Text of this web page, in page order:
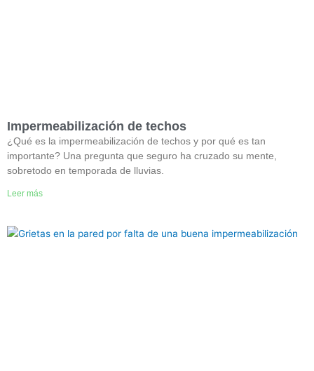
Impermeabilización de techos
¿Qué es la impermeabilización de techos y por qué es tan
importante? Una pregunta que seguro ha cruzado su mente,
sobretodo en temporada de lluvias.
Leer más